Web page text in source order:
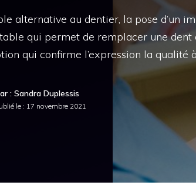
alternative au dentier, la pose d’un
qui permet de remplacer une dent
qui confirme l’expression la qualité
: Sandra Duplessis
le : 17 novembre 2021